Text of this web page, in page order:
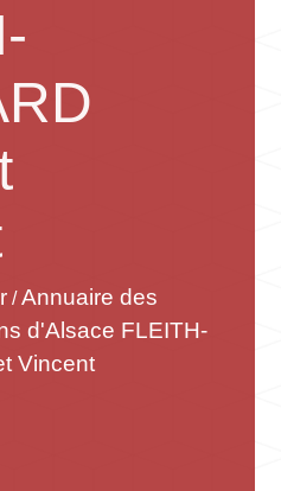
/Annuaire des
d'Alsace FLEITH-
Vincent